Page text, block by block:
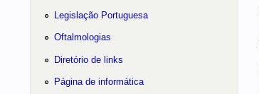
Legislação Portuguesa
Oftalmologias
Diretório de links
Página de informática